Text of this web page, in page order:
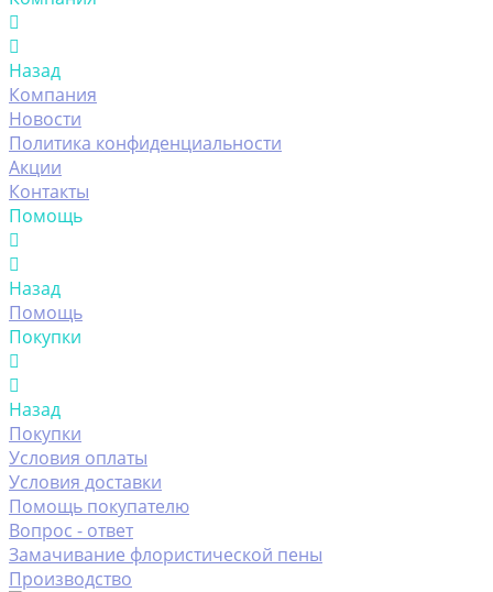
Назад
Компания
Новости
Политика конфиденциальности
Акции
Контакты
Помощь
Назад
Помощь
Покупки
Назад
Покупки
Условия оплаты
Условия доставки
Помощь покупателю
Вопрос - ответ
Замачивание флористической пены
Производство